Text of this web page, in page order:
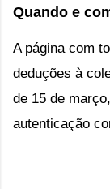
Quando e
A página com
deduções à
de 15 de
autenticação